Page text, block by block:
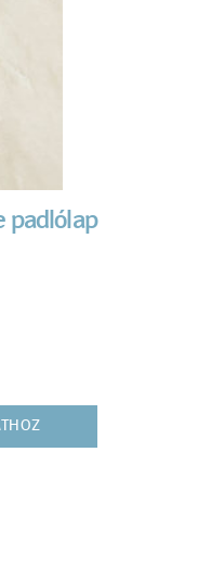
padlólap